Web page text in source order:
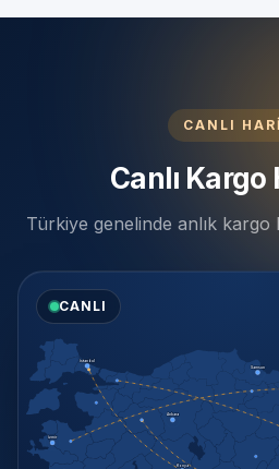
CANLI
Canlı Kargo
Türkiye genelinde anlık
CANLI
İstanbul
Ankara
İzmir
Samsun
Konya